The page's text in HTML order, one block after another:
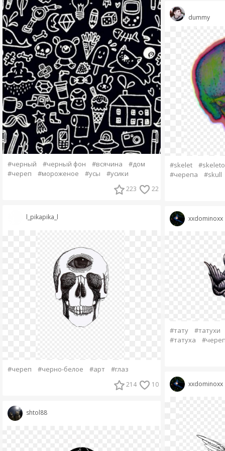
#черный #черный фон #всячина
#дом
#череп
#мороженое #усы #усики
223 22
l_pikapika_l
#череп #черно-белое #арт #глаз
214 10
shtol88
dummy
#skelet
#черепа
#skull
xxdominoxx
#тату
#татухи
#татуха
xxdominoxx